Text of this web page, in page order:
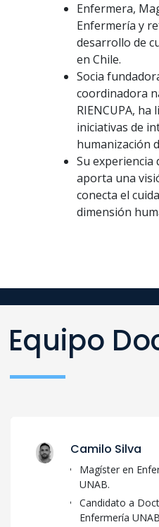
Enfermera,
Enfermería y
desarrollo de
en Chile.
Socia
coordinadora
RIENCUPA, ha
iniciativas de
humanización
Su experiencia
aporta una
conecta el
dimensión
Equipo
Camilo Silva
Magíster en
UNAB.
Candidato a
Enfermería